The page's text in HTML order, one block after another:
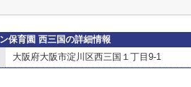
保育園 西三国の詳細情報
大阪府大阪市淀川区西三国１丁目9-1